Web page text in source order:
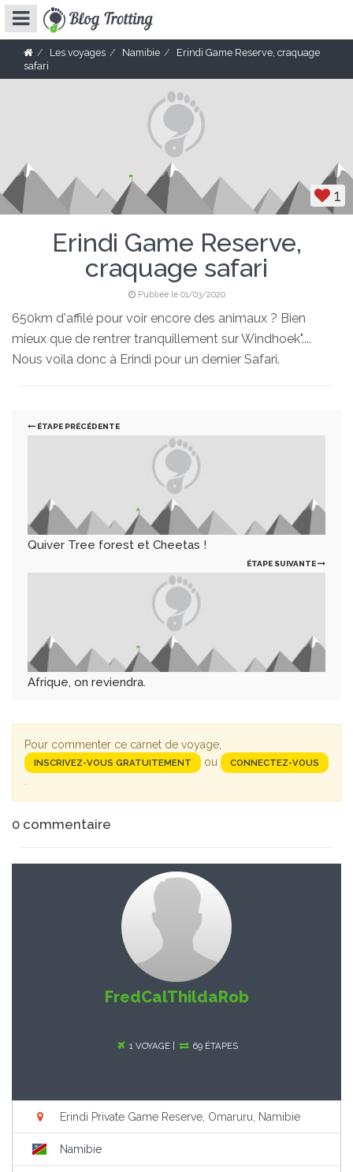
Les voyages Namibie
Erindi Game Reserve, craquage
safari
1
Erindi Game Reserve,
craquage safari
Publiée le 01/03/2020
650km d'affilé pour voir encore des animaux ? Bien
mieux que de rentrer tranquillement sur Windhoek"....
Nous voila donc à Erindi pour un dernier Safari.
ÉTAPE PRÉCÉDENTE
Quiver Tree forest et Cheetas !
ÉTAPE SUIVANTE
Afrique, on reviendra.
Pour commenter ce carnet de voyage,
INSCRIVEZ-VOUS GRATUITEMENT ou CONNECTEZ-VOUS
.
0 commentaire
FredCalThildaRob
1 VOYAGE | 69 ÉTAPES
Erindi Private Game Reserve, Omaruru, Namibie
Namibie